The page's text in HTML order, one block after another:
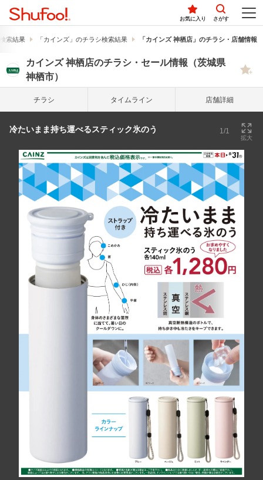
お気に入り さがす
索結果 「カインズ」のチラシ検索結果 「カインズ 神栖店」のチラシ・店舗情報
カインズ 神栖店のチラシ・セール情報（茨城県
神栖市）
チラシ タイム ライン 店舗詳細
冷たいまま持ち運べるスティック氷のう 1/1
拡大